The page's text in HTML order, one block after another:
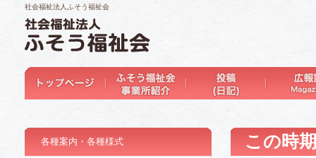
社会福祉法人ふそう福祉会
この時
各種案内・各種様式